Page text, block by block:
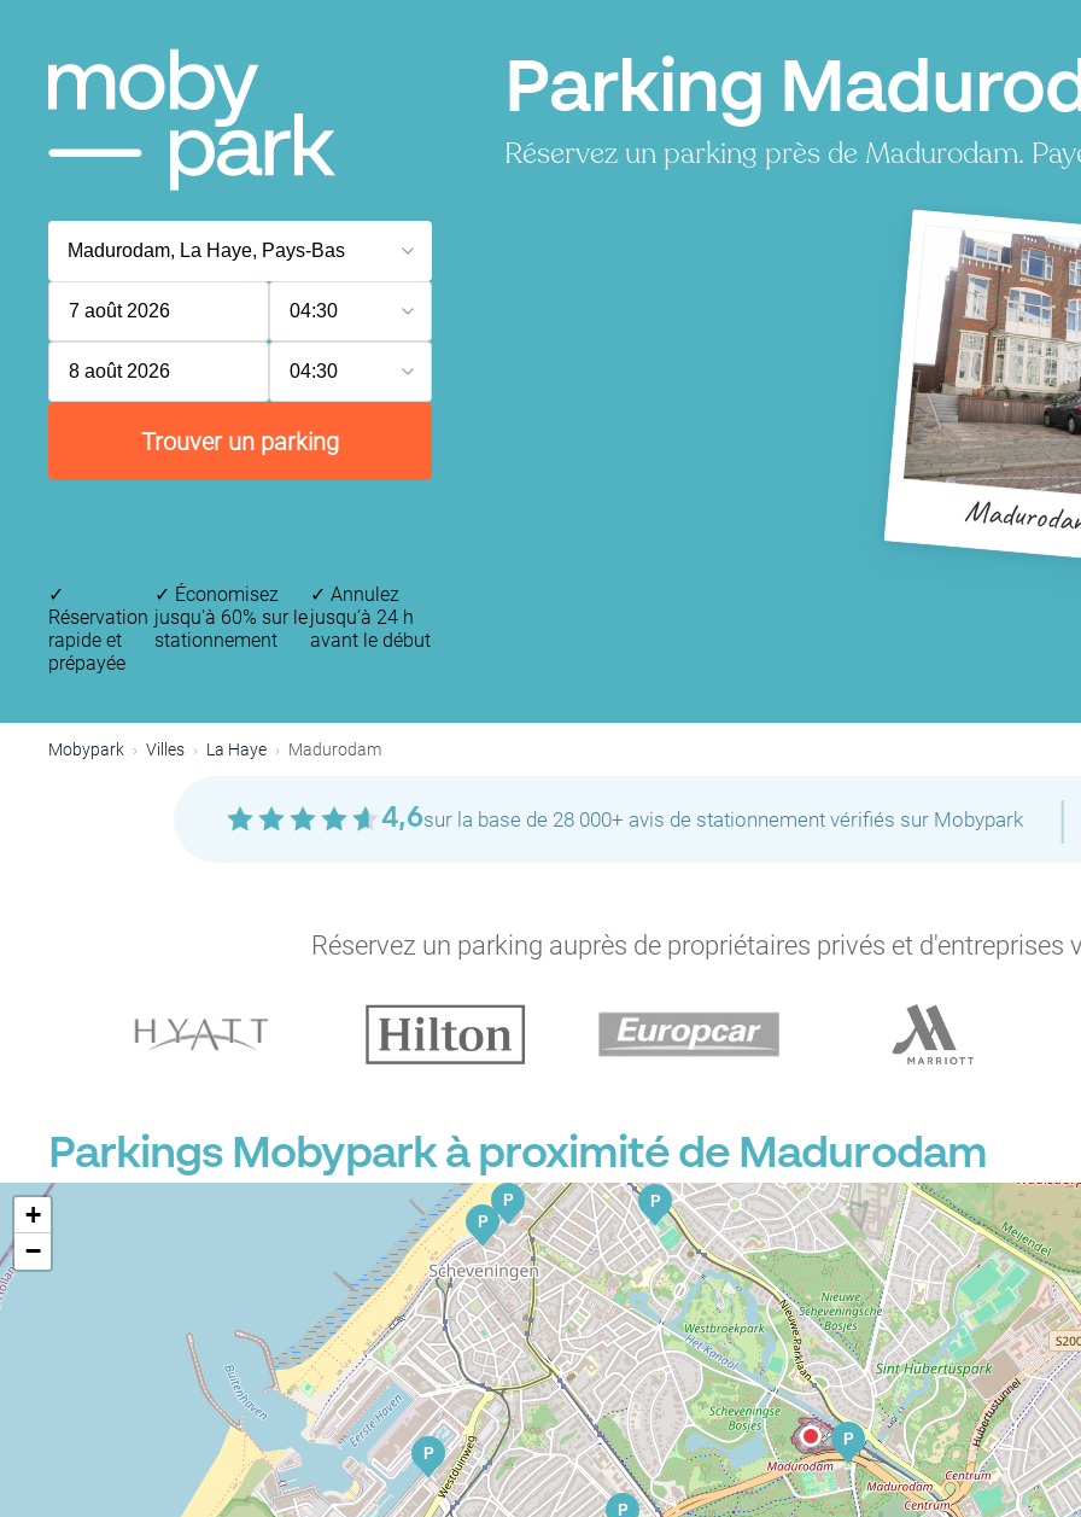
Parking
Réservez un parking près de Madurodam.
7 août 2026 04:30
8 août 2026 04:30
Trouver un parking
✓
Réservation
rapide et
prépayée
✓ Économisez
jusqu'à 60% sur le
stationnement
✓ Annulez
jusqu’à 24 h
avant le début
Mobypark Villes La Haye Madurodam
4,6sur la base de 28 000+ avis de stationnement vérifiés sur Mobypark |
Réservez un parking auprès de propriétaires privés et d'entreprises
Parkings Mobypark à proximité de Madurodam
P
P
P
P
P
P
+
−